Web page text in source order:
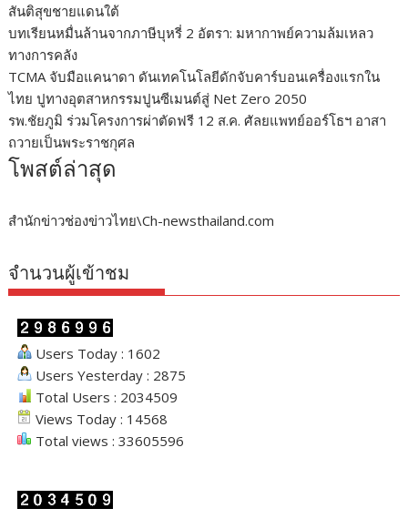
สันติสุขชายแดนใต้
บทเรียนหมื่นล้านจากภาษีบุหรี่ 2 อัตรา: มหากาพย์ความล้มเหลว
ทางการคลัง
TCMA จับมือแคนาดา ดันเทคโนโลยีดักจับคาร์บอนเครื่องแรกใน
ไทย ปูทางอุตสาหกรรมปูนซีเมนต์สู่ Net Zero 2050
รพ.ชัยภูมิ ร่วมโครงการผ่าตัดฟรี 12 ส.ค. ศัลยแพทย์ออร์โธฯ อาสา
ถวายเป็นพระราชกุศล
โพสต์ล่าสุด
สำนักข่าวช่องข่าวไทย\Ch-newsthailand.com
จำนวนผู้เข้าชม
Users Today : 1602
Users Yesterday : 2875
Total Users : 2034509
Views Today : 14568
Total views : 33605596